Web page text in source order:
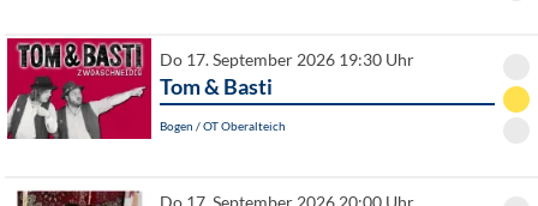
Do 17. September 2026 19:30 Uhr
Tom & Basti
Bogen / OT Oberalteich